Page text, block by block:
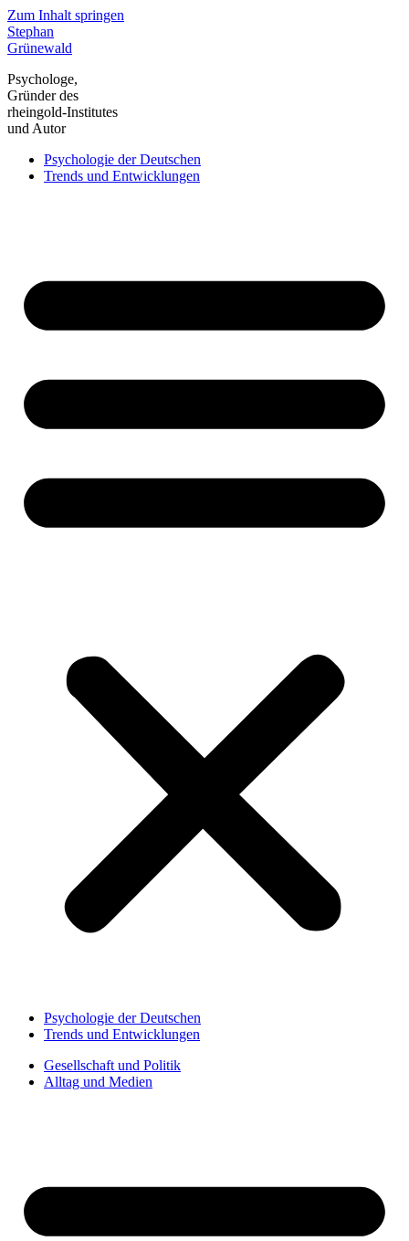
Zum Inhalt springen
Stephan
Grünewald
Psychologe,
Gründer des
rheingold-Institutes
und Autor
Psychologie der Deutschen
Trends und Entwicklungen
Psychologie der Deutschen
Trends und Entwicklungen
Gesellschaft und Politik
Alltag und Medien